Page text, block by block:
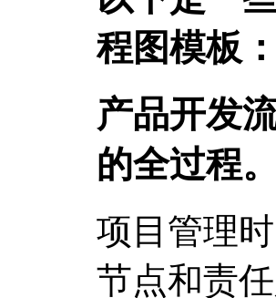
程图模板：
产品开发
的全过程。
项目管理
节点和责任